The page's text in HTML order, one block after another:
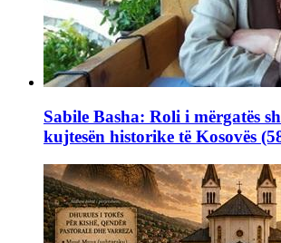
Sabile Basha: Roli i mërgatës
kujtesën historike të Kosovës